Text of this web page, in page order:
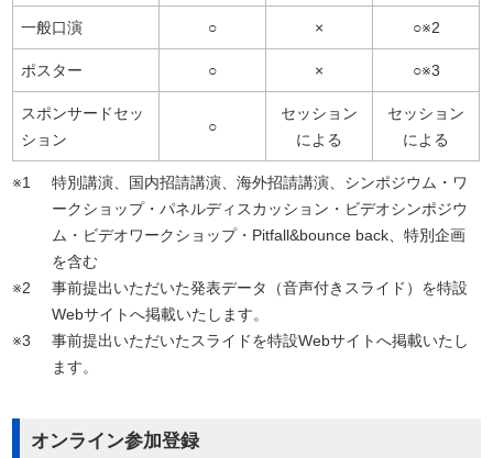
一般口演 ○ × ○※2
ポスター ○ × ○※3
スポンサードセッ
ション
○
セッション
による
セッション
による
※1
特別講演、国内招請講演、海外招請講演、シンポジウム・ワ
ークショップ・パネルディスカッション・ビデオシンポジウ
ム・ビデオワークショップ・Pitfall&bounce back、特別企画
を含む
※2
事前提出いただいた発表データ（音声付きスライド）を特設
Webサイトへ掲載いたします。
※3
事前提出いただいたスライドを特設Webサイトへ掲載いたし
ます。
オンライン参加登録